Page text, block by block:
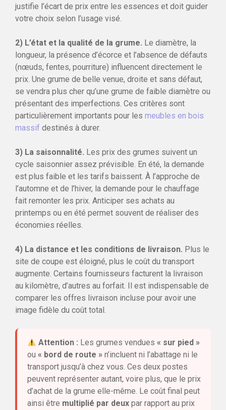
justifie l’écart de prix entre les essences et doit guider
votre choix selon l’usage visé.
2) L’état et la qualité de la grume. Le diamètre, la
longueur, la présence d’écorce et l’absence de défauts
(nœuds, fentes, pourriture) influencent directement le
prix. Une grume de belle venue, droite et sans défaut,
se vendra plus cher qu’une grume de faible diamètre ou
présentant des imperfections. Ces critères sont
particulièrement importants pour les meubles en bois
massif destinés à durer.
3) La saisonnalité. Les prix des grumes suivent un
cycle saisonnier assez prévisible. En été, la demande
est plus faible et les tarifs baissent. À l’approche de
l’automne et de l’hiver, la demande pour le chauffage
fait remonter les prix. Anticiper ses achats au
printemps ou en été permet souvent de réaliser des
économies réelles.
4) La distance et les conditions de livraison. Plus le
site de coupe est éloigné, plus le coût du transport
augmente. Certains fournisseurs facturent la livraison
au kilomètre, d’autres au forfait. Il est indispensable de
comparer les offres livraison incluse pour avoir une
image fidèle du coût total.
Attention : Les grumes vendues« sur pied »
ou « bord de route » n’incluent ni l’abattage ni le
transport jusqu’à chez vous. Ces deux postes
peuvent représenter autant, voire plus, que le prix
d’achat de la grume elle-même. Le coût final peut
ainsi être multiplié par deux par rapport au prix